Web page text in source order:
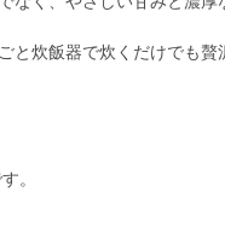
と炊飯器で炊くだけでも贅
。